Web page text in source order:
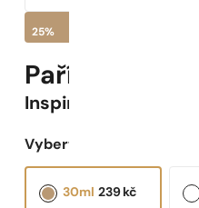
25%
Pařížské
Inspirováno
Vyberte objem:
239 kč
30ml